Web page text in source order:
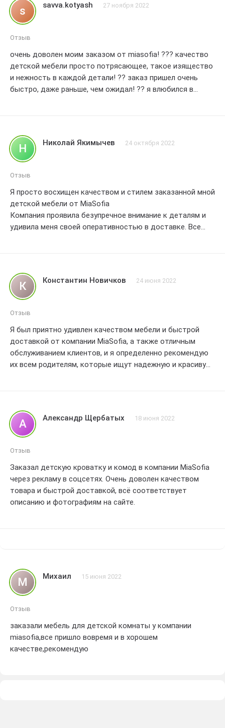
которые ищут высококачественную мебель для своих
малышей
s savva.kotyash 27 ноября 2022
Отзыв
очень доволен моим заказом от miasofia! ??? качество
детской мебели просто потрясающее, такое изящество
и нежность в каждой детали! ??️ заказ пришел очень
быстро, даже раньше, чем ожидал! ?? я влюбился в
прекрасный опыт покупки! рекомендую всем! ??
#счастливыйклиент
Н Николай Якимычев 24 октября 2022
Отзыв
Я просто восхищен качеством и стилем заказанной мной
детской мебели от MiaSofia
Компания проявила безупречное внимание к деталям и
удивила меня своей оперативностью в доставке. Все
К Константин Новичков 24 июня 2022
Отзыв
Я был приятно удивлен качеством мебели и быстрой
доставкой от компании MiaSofia, а также отличным
обслуживанием клиентов, и я определенно рекомендую
их всем родителям, которые ищут надежную и красивую
А Александр Щербатых 18 июня 2022
Отзыв
Заказал детскую кроватку и комод в компании MiaSofia
через рекламу в соцсетях. Очень доволен качеством
товара и быстрой доставкой, всё соответствует
описанию и фотографиям на сайте.
М Михаил 15 июня 2022
Отзыв
заказали мебель для детской комнаты у компании
miasofia,все пришло вовремя и в хорошем
качестве,рекомендую